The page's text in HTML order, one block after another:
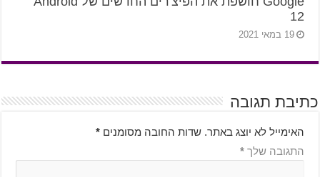
12
19 במאי 2021
כתיבת תגובה
האימייל לא יוצג באתר. שדות החובה מסומנים *
התגובה שלך *